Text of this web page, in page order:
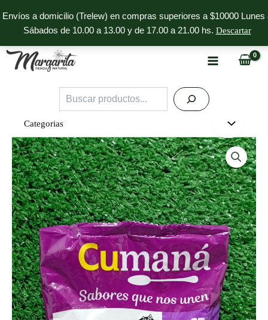
Envíos a domicilio (Trelew) en compras superiores a $10000 Lunes
Sábados de 10.00 a 13.00 y de 17.00 a 21.00 hs. Descartar
al
contenido
Buscar
Categorias
Semillas
de
Chía
x
250g
Cumaná
cantidad